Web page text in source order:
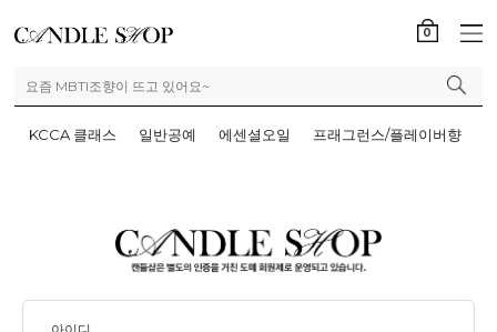
0
KCCA 클래스 일반공예 에센셜오일 프래그런스/플레이버향